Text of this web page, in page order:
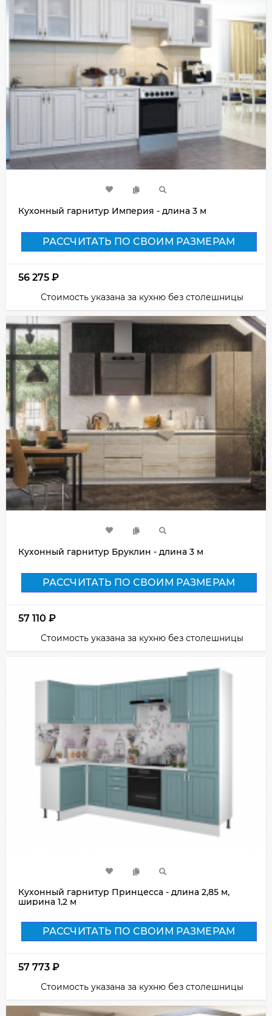
Кухонный гарнитур Империя - длина 3 м
РАССЧИТАТЬ ПО СВОИМ РАЗМЕРАМ
56 275 ₽
Стоимость указана за кухню без столешницы
Кухонный гарнитур Бруклин - длина 3 м
РАССЧИТАТЬ ПО СВОИМ РАЗМЕРАМ
57 110 ₽
Стоимость указана за кухню без столешницы
Кухонный гарнитур Принцесса - длина 2,85 м,
ширина 1,2 м
РАССЧИТАТЬ ПО СВОИМ РАЗМЕРАМ
57 773 ₽
Стоимость указана за кухню без столешницы